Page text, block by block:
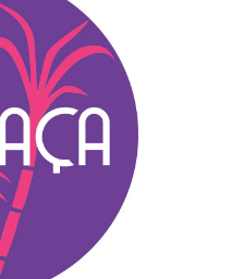
EMPFEHLUNGEN FÜR DICH
Guia do Mapa da
Cachaça – Exklusive
Ausgabe in Europa
64.90
Cachaça Século XVIII